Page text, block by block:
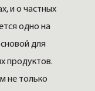
и о частных
одно на
для
продуктов.
не только